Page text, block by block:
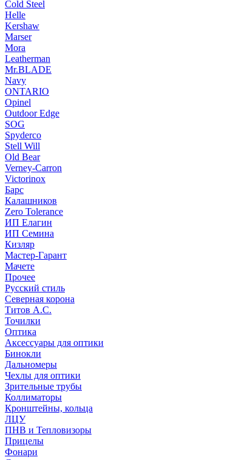
Cold Steel
Helle
Kershaw
Marser
Mora
Leatherman
Mr.BLADE
Navy
ONTARIO
Opinel
Outdoor Edge
SOG
Spyderco
Stell Will
Old Bear
Verney-Carron
Victorinox
Барс
Калашников
Zero Tolerance
ИП Елагин
ИП Семина
Кизляр
Мастер-Гарант
Мачете
Прочее
Русский стиль
Северная корона
Титов А.С.
Точилки
Оптика
Аксессуары для оптики
Бинокли
Дальномеры
Чехлы для оптики
Зрительные трубы
Коллиматоры
Кронштейны, кольца
ЛЦУ
ПНВ и Тепловизоры
Прицелы
Фонари